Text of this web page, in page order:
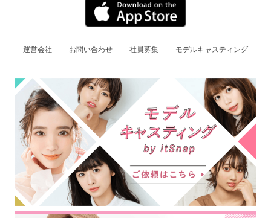
運営会社 お問い合わせ 社員募集 モデルキャスティング